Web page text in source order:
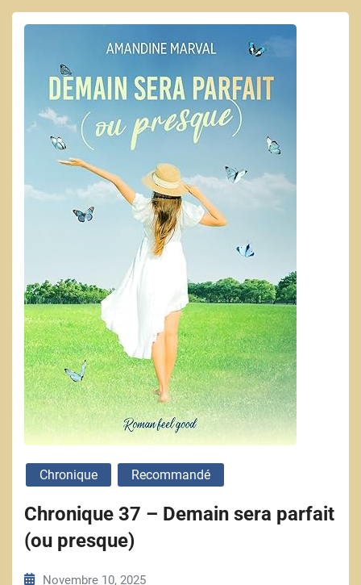
Chronique Recommandé
Chronique 37 – Demain sera parfait
(ou presque)
Novembre 10, 2025